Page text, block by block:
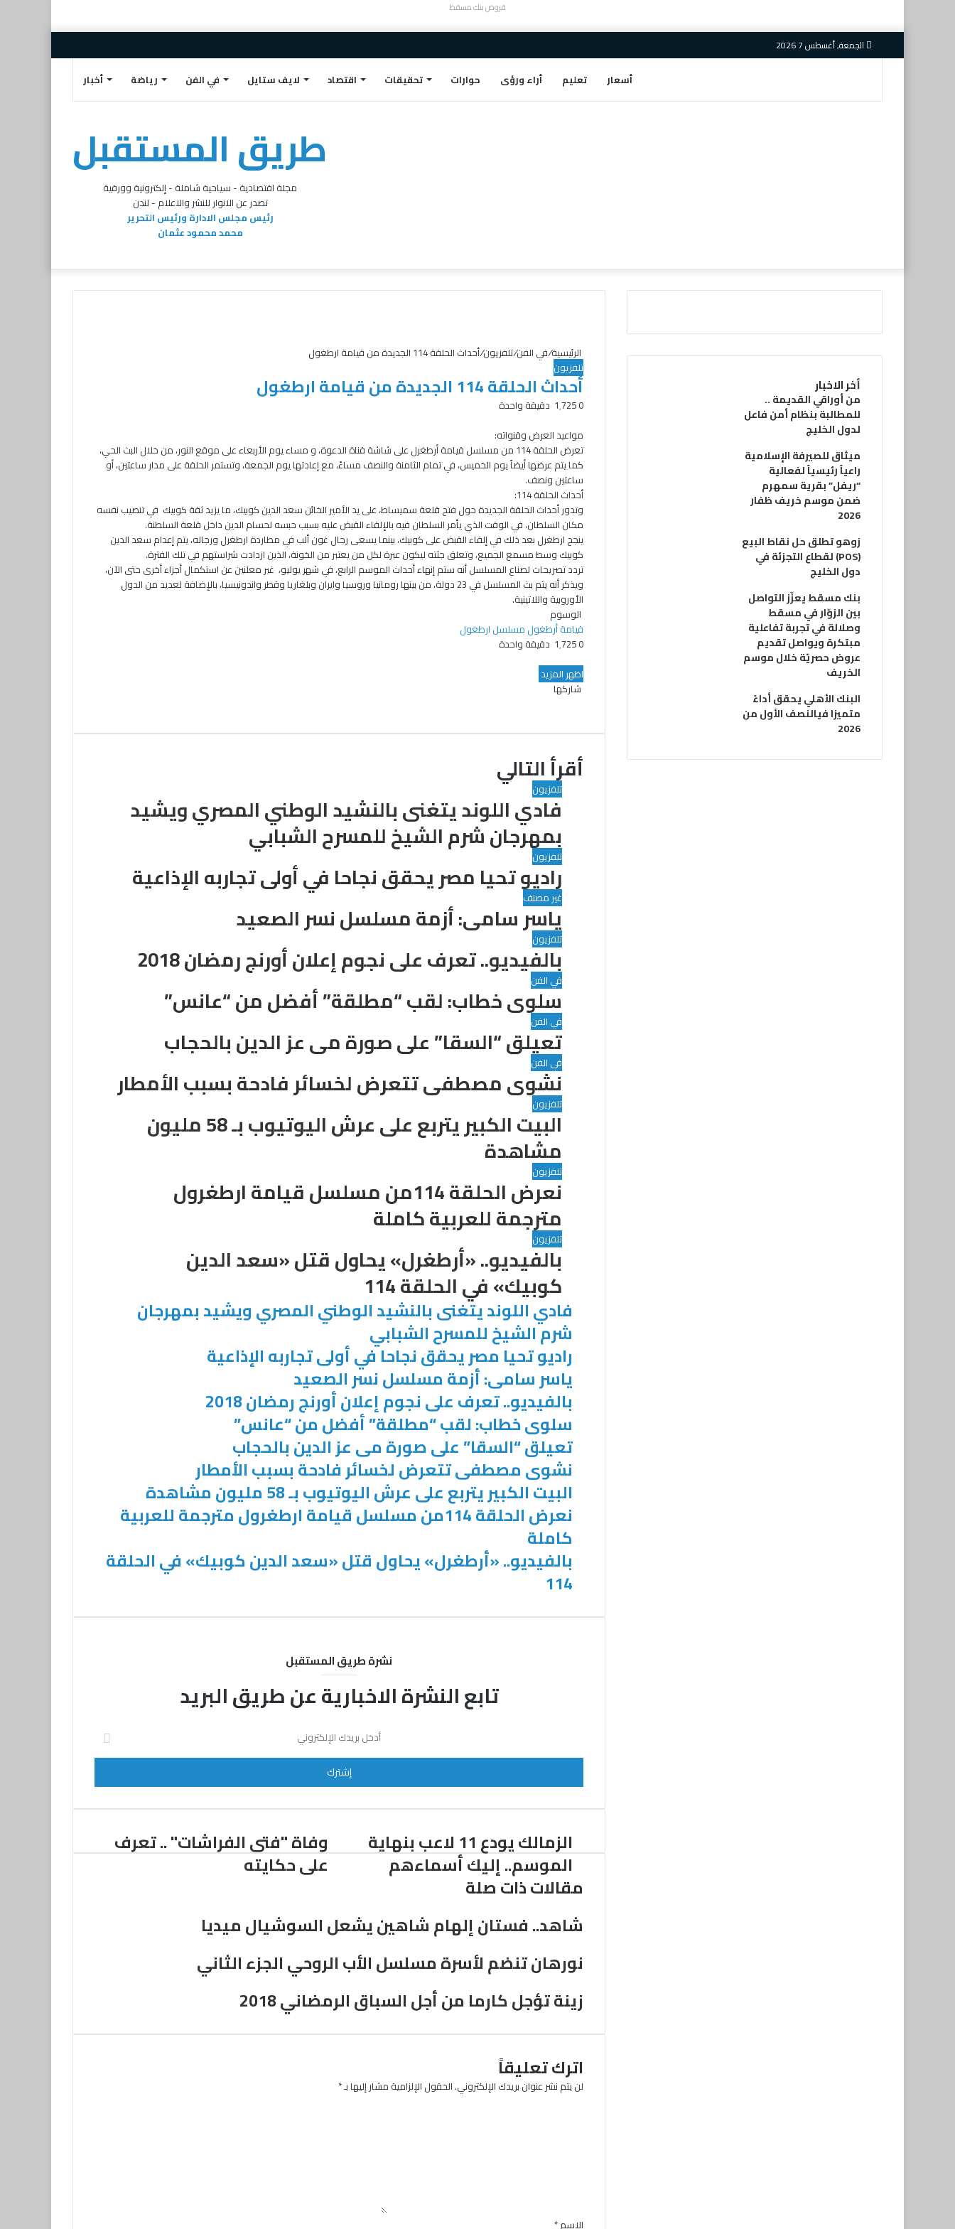
قروض بنك مسقط
الجمعة, أغسطس 7 2026
الالكتروني
أخبار رياضة في الفن لايف ستايل اقتصاد تحقيقات حوارات أراء ورؤى تعليم أسعار
طريق المستقبل
مجلة اقتصادية - سياحية شاملة - إلكترونية وورقية
تصدر عن الانوار للنشر والاعلام - لندن
رئيس مجلس الادارة ورئيس التحرير
محمد محمود عثمان
الرئيسية/في الفن/تلفزيون/أحداث الحلقة 114 الجديدة من قيامة ارطغول
تلفزيون
أحداث الحلقة 114 الجديدة من قيامة ارطغول
0
دقيقة واحدة
مواعيد العرض وقنواته:
تعرض الحلقة 114 من مسلسل قيامة أرطغرل على شاشة قناة الدعوة، و مساء يوم الأربعاء على موقع النور، من خلال البث الحي،
كما يتم عرضها أيضاً يوم الخميس، في تمام الثامنة والنصف مساءً، مع إعادتها يوم الجمعة، وتستمر الحلقة على مدار ساعتين، أو
ساعتين ونصف.
أحداث الحلقة 114:
وتدور أحداث الحلقة الجديدة حول فتح قلعة سميساط، على يد الأمير الخائن سعد الدين كوبيك، ما يزيد ثقة كوبيك في تنصيب نفسه
مكان السلطان، في الوقت الذي يأمر السلطان فيه بالإلقاء القبض عليه بسبب حبسه لحسام الدين داخل قلعة السلطنة.
ينجح ارطغرل بعد ذلك في إلقاء القبض على كوبيك، بينما يسعى رجال غون ألب في مطاردة ارطغرل ورجاله، يتم إعدام سعد الدين
كوبيك وسط مسمع الجميع، وتعلق جثته ليكون عبرة لكل من يعتبر من الخونة، الذين ازدادت شراستهم في تلك الفترة.
تردد تصريحات لصناع المسلسل أنه ستم إنهاء أحداث الموسم الرابع، في شهر يوليو، غير معلنين عن استكمال أجزاء أخرى حتى الآن،
ويذكر أنه يتم بث المسلسل في 23 دولة، من بينها رومانيا وروسيا وايران وبلغاريا وقطر واندونيسيا، بالإضافة لعديد من الدول
الأوروبية واللاتينية.
الوسوم
قيامة أرطغول مسلسل ارطغول
0
دقيقة واحدة
اظهر المزيد
شاركها
البريد
أقرأ التالي
تلفزيون
فادي اللوند يتغنى بالنشيد الوطني المصري ويشيد
بمهرجان شرم الشيخ للمسرح الشبابي
تلفزيون
راديو تحيا مصر يحقق نجاحا في أولى تجاربه الإذاعية
غير مصنف
ياسر سامى: أزمة مسلسل نسر الصعيد
تلفزيون
بالفيديو.. تعرف على نجوم إعلان أورنج رمضان 2018
في الفن
سلوى خطاب: لقب “مطلقة” أفضل من “عانس”
في الفن
تعيلق “السقا” على صورة مى عز الدين بالحجاب
في الفن
نشوى مصطفى تتعرض لخسائر فادحة بسبب الأمطار
تلفزيون
البيت الكبير يتربع على عرش اليوتيوب بـ 58 مليون
مشاهدة
تلفزيون
نعرض الحلقة 114من مسلسل قيامة ارطغرول
مترجمة للعربية كاملة
تلفزيون
بالفيديو.. «أرطغرل» يحاول قتل «سعد الدين
كوبيك» في الحلقة 114
فادي اللوند يتغنى بالنشيد الوطني المصري ويشيد بمهرجان
شرم الشيخ للمسرح الشبابي
راديو تحيا مصر يحقق نجاحا في أولى تجاربه الإذاعية
ياسر سامى: أزمة مسلسل نسر الصعيد
بالفيديو.. تعرف على نجوم إعلان أورنج رمضان 2018
سلوى خطاب: لقب “مطلقة” أفضل من “عانس”
تعيلق “السقا” على صورة مى عز الدين بالحجاب
نشوى مصطفى تتعرض لخسائر فادحة بسبب الأمطار
البيت الكبير يتربع على عرش اليوتيوب بـ 58 مليون مشاهدة
نعرض الحلقة 114من مسلسل قيامة ارطغرول مترجمة للعربية
كاملة
بالفيديو.. «أرطغرل» يحاول قتل «سعد الدين كوبيك» في الحلقة
114
نشرة طريق المستقبل
تابع النشرة الاخبارية عن طريق البريد
الإلكتروني
وفاة "فتى الفراشات" .. تعرف
على حكايته
الزمالك يودع 11 لاعب بنهاية
الموسم.. إليك أسماءهم
مقالات ذات صلة
شاهد.. فستان إلهام شاهين يشعل السوشيال ميديا
نورهان تنضم لأسرة مسلسل الأب الروحي الجزء الثاني
زينة تؤجل كارما من أجل السباق الرمضاني 2018
اترك تعليقاً
لن يتم نشر عنوان بريدك الإلكتروني.الحقول الإلزامية مشار إليها بـ*
الاسم*
أخر الاخبار
من أوراقي القديمة ..
للمطالبة بنظام أمن فاعل
لدول الخليج
ميثاق للصيرفة الإسلامية
راعياً رئيسياً لفعالية
“ريفل” بقرية سمهرم
ضمن موسم خريف ظفار
2026
زوهو تطلق حل نقاط البيع
(POS) لقطاع التجزئة في
دول الخليج
بنك مسقط يعزّز التواصل
بين الزوّار في مسقط
وصلالة في تجربة تفاعلية
مبتكرة ويواصل تقديم
عروض حصريّة خلال موسم
الخريف
البنك الأهلي يحقق أداءً
متميزا فيالنصف الأول من
2026